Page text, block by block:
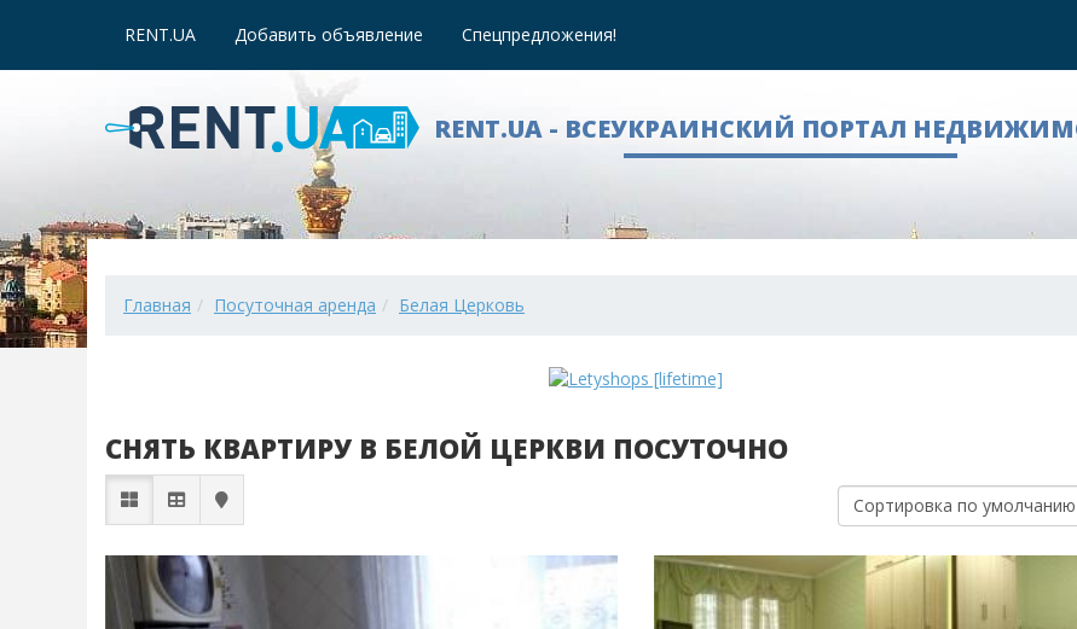
RENT.UA Добавить объявление Спецпредложения!
RENT.UA - ВСЕУКРАИНСКИЙ ПОРТАЛ
Главная Посуточная аренда Белая Церковь
СНЯТЬ КВАРТИРУ В БЕЛОЙ ЦЕРКВИ ПОСУТОЧНО